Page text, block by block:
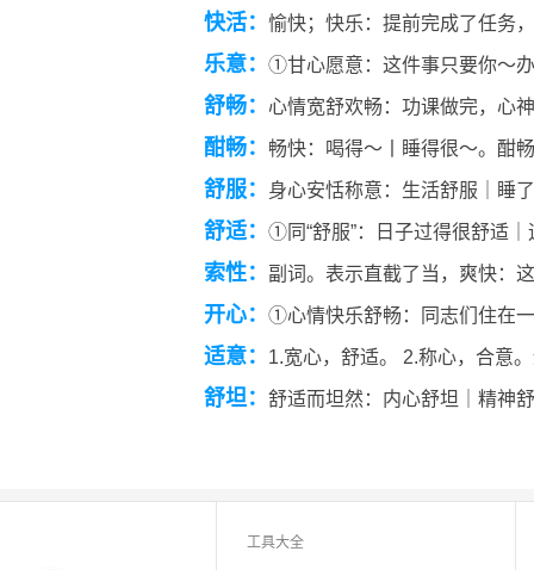
快活： 愉快；快乐：提前完成了任务
乐意： ①甘心愿意：这件事只要你～
舒畅： 心情宽舒欢畅：功课做完，心
酣畅： 畅快：喝得～丨睡得很～。酣畅
舒服： 身心安恬称意：生活舒服｜睡
舒适： ①同“舒服”：日子过得很舒适
索性： 副词。表示直截了当，爽快：
开心： ①心情快乐舒畅：同志们住在
适意： 1.宽心，舒适。 2.称心，合意
舒坦： 舒适而坦然：内心舒坦｜精神
工具大全